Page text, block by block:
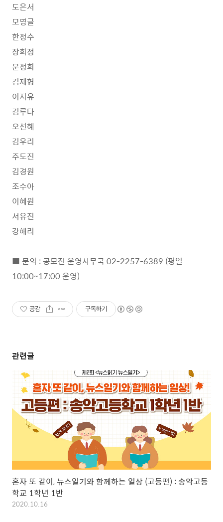
도은서
모영글
한정수
장희정
문정희
김제형
이지유
김루다
오선혜
김우리
주도진
김경원
조수아
이혜원
서유진
강해리
■ 문의 : 공모전 운영사무국 02-2257-6389 (평일
10:00~17:00 운영)
공감 구독하기
관련글
혼자 또 같이, 뉴스일기와 함께하는 일상 (고등편) : 송악고등
학교 1학년 1반
2020.10.16